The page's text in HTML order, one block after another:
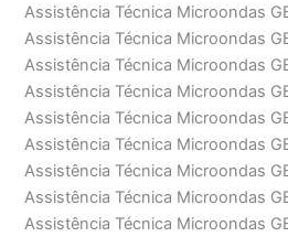
Assistência Técnica Microondas
Assistência Técnica Microondas
Assistência Técnica Microondas
Assistência Técnica Microondas
Assistência Técnica Microondas
Assistência Técnica Microondas
Assistência Técnica Microondas
Assistência Técnica Microondas
Assistência Técnica Microondas